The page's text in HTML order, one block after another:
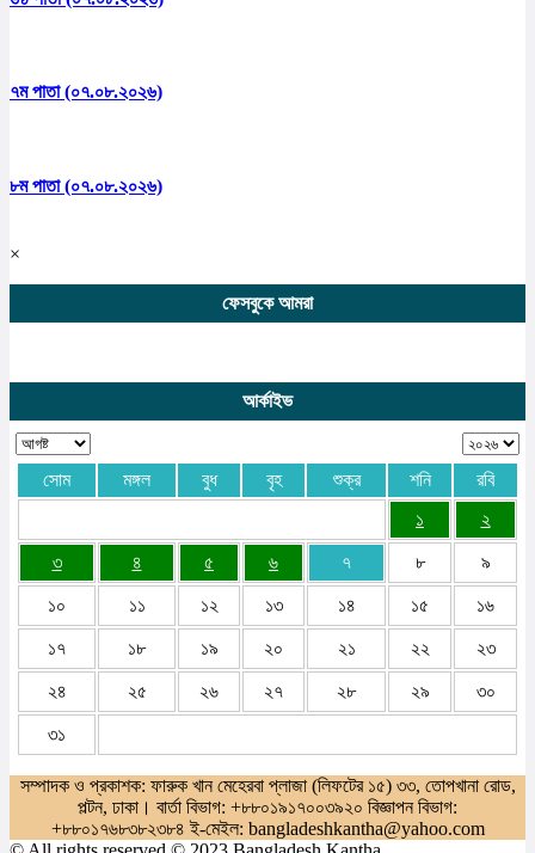
৭ম পাতা (০৭.০৮.২০২৬)
৮ম পাতা (০৭.০৮.২০২৬)
×
ফেসবুকে আমরা
আর্কাইভ
সোম মঙ্গল বুধ বৃহ শুক্র শনি
রবি
১
২
৩ ৪ ৫ ৬ ৭ ৮ ৯
১০ ১১ ১২ ১৩ ১৪ ১৫ ১৬
১৭ ১৮ ১৯ ২০ ২১ ২২ ২৩
২৪ ২৫ ২৬ ২৭ ২৮ ২৯ ৩০
৩১
সম্পাদক ও প্রকাশক: ফারুক খান মেহেরবা প্লাজা (লিফটের ১৫) ৩৩, তোপখানা রোড,
পল্টন, ঢাকা। বার্তা বিভাগ: +৮৮০১৯১৭০০৩৯২০ বিজ্ঞাপন বিভাগ:
+৮৮০১৭৬৮৩৮২৩৮৪ ই-মেইল: bangladeshkantha@yahoo.com